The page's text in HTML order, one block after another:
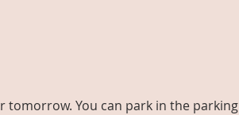
tomorrow. You can park in the parking